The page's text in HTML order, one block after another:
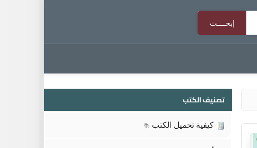
تصنيف الكتب
كيفية تحميل الكتب 📚